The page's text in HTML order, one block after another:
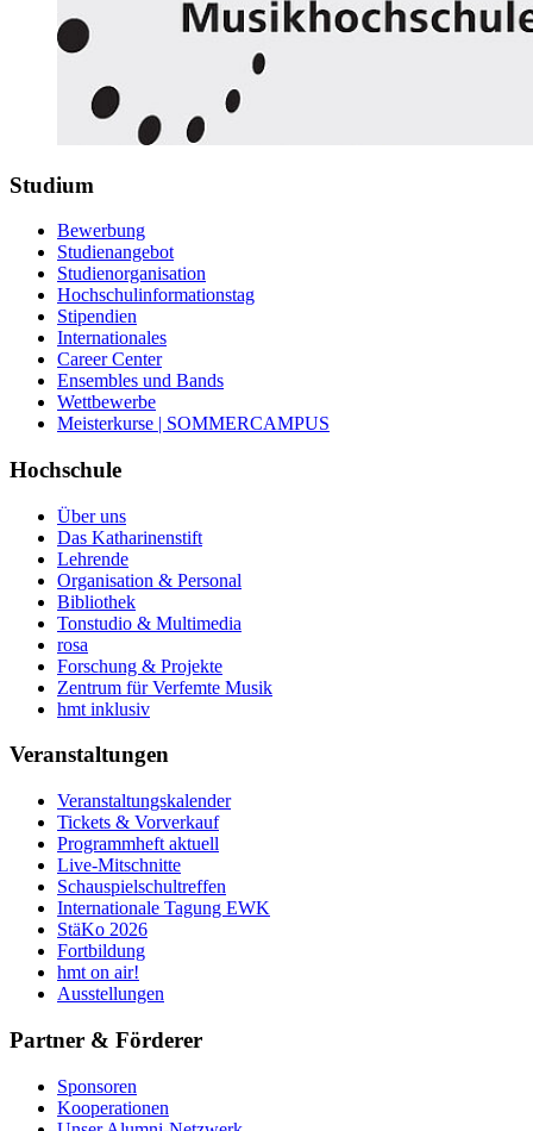
Studium
Bewerbung
Studienangebot
Studienorganisation
Hochschulinformationstag
Stipendien
Internationales
Career Center
Ensembles und Bands
Wettbewerbe
Meisterkurse | SOMMERCAMPUS
Hochschule
Über uns
Das Katharinenstift
Lehrende
Organisation & Personal
Bibliothek
Tonstudio & Multimedia
rosa
Forschung & Projekte
Zentrum für Verfemte Musik
hmt inklusiv
Veranstaltungen
Veranstaltungskalender
Tickets & Vorverkauf
Programmheft aktuell
Live-Mitschnitte
Schauspielschultreffen
Internationale Tagung EWK
StäKo 2026
Fortbildung
hmt on air!
Ausstellungen
Partner & Förderer
Sponsoren
Kooperationen